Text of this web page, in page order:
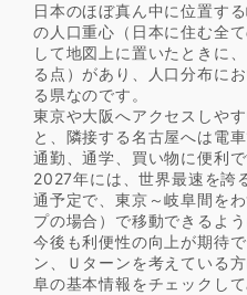
日本のほぼ真ん中に位置す
の人口重心（日本に住む全
して地図上に置いたときに
る点）があり、人口分布に
る県なのです。
東京や大阪へアクセスしや
と、隣接する名古屋へは電
通勤、通学、買い物に便利で
2027年には、世界最速を誇
通予定で、東京～岐阜間を
プの場合）で移動できるよう
今後も利便性の向上が期待
ン、Ｕターンを考えている
阜の基本情報をチェックして